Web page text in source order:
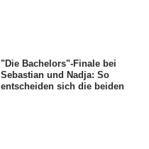
"Die Bachelors"-Finale bei
Sebastian und Nadja: So
entscheiden sich die beiden